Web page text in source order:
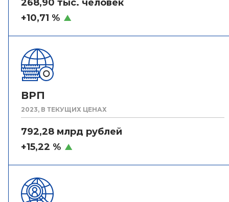
268,90 тыс. человек
+10,71 %
ВРП
2023, В ТЕКУЩИХ ЦЕНАХ
792,28 млрд рублей
+15,22 %